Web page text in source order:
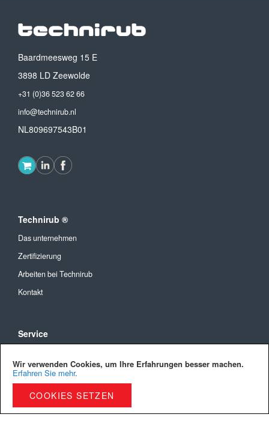
Wir verwenden Cookies, um Ihre Erfahrungen besser machen.
Erfahren Sie mehr.
COOKIES SETZEN
Baardmeesweg 15 E
3898 LD Zeewolde
+31 (0)36 523 62 66
info@technirub.nl
NL809697543B01
Technirub ®
Das unternehmen
Zertifizierung
Arbeiten bei Technirub
Kontakt
Service
Versandkosten und Lieferung
Privacy Policy